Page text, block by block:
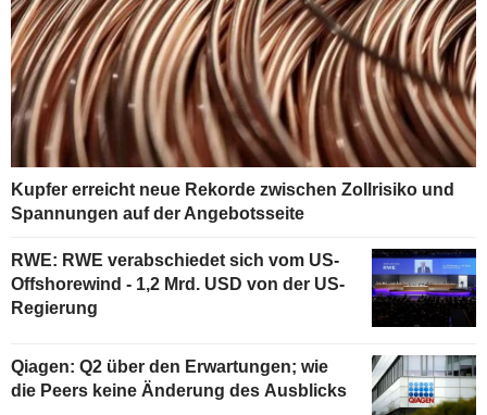
Kupfer erreicht neue Rekorde zwischen Zollrisiko und
Spannungen auf der Angebotsseite
RWE: RWE verabschiedet sich vom US-
Offshorewind - 1,2 Mrd. USD von der US-
Regierung
Qiagen: Q2 über den Erwartungen; wie
die Peers keine Änderung des Ausblicks